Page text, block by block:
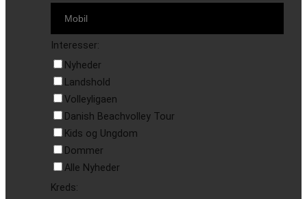
Interesser:
Nyheder
Landshold
Volleyligaen
Danish Beachvolley Tour
Kids og Ungdom
Dommer
Alle Nyheder
Kreds: